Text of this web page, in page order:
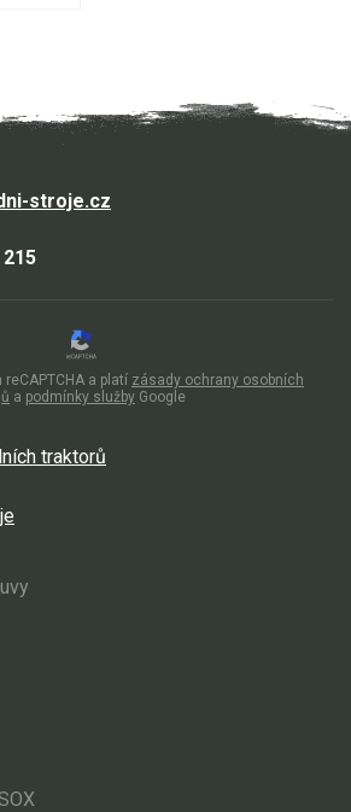
stroje.cz
traktorů
a platí zásady ochrany osobních
a podmínky služby Google